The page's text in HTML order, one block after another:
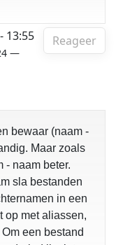
Reageer
13:55
—
bewaar (naam -
Maar zoals
- naam beter.
sla bestanden
in een
op met aliassen,
een bestand